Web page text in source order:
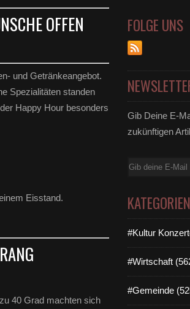
OFFEN
und Getränkeangebot.
Spezialitäten standen
Happy Hour besonders
Eisstand.
40 Grad machten sich
FOLGE UNS
Gib Deine E-
zukünftigen
E-
KATEGORIEN
#Kultur
#Wirtschaft
#Gemeinde